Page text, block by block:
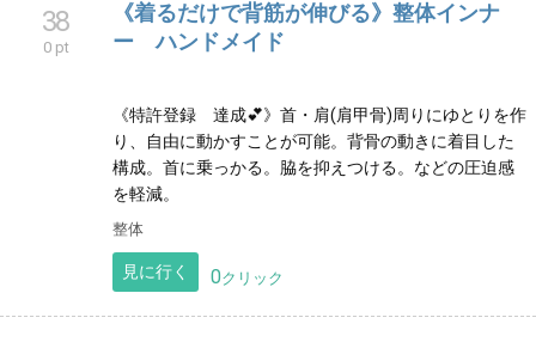
38
0 pt
《着るだけで背筋が伸びる》整体インナ
ー ハンドメイド
《特許登録 達成💕》首・肩(肩甲骨)周りにゆとりを作
り、自由に動かすことが可能。背骨の動きに着目した
構成。首に乗っかる。脇を抑えつける。などの圧迫感
を軽減。
整体
見に行く 0クリック